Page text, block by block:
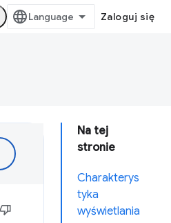
Zaloguj się
Na tej
stronie
Charakterys
tyka
wyświetlania